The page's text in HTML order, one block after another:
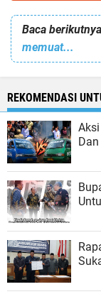
Baca
memuat...
REKOMENDASI